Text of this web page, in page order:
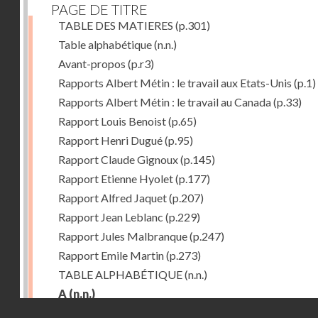
PAGE DE TITRE
TABLE DES MATIERES (p.301)
Table alphabétique(n.n.)
Avant-propos (p.r3)
Rapports Albert Métin : le travail aux Etats-Unis (p.1)
Rapports Albert Métin : le travail au Canada(p.33)
Rapport Louis Benoist(p.65)
Rapport Henri Dugué(p.95)
Rapport Claude Gignoux(p.145)
Rapport Etienne Hyolet(p.177)
Rapport Alfred Jaquet(p.207)
Rapport Jean Leblanc (p.229)
Rapport Jules Malbranque(p.247)
Rapport Emile Martin(p.273)
TABLE ALPHABÉTIQUE(n.n.)
A (n.n.)